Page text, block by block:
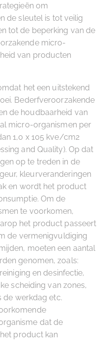
om
de sleutel is tot veilig
tot de beperking van de
micro-
van producten
het een uitstekend
Bederfveroorzakende
de houdbaarheid van
micro-organismen per
1,0 x 105 kve/cm2
and Quality). Op dat
op te treden in de
kleurveranderingen
en wordt het product
Om de
te voorkomen,
het product passeert
de vermenigvuldiging
moeten een aantal
genomen, zoals:
en desinfectie,
scheiding van zones,
de werkdag etc.
dat de
product kan